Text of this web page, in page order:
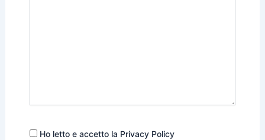
Ho letto e accetto la Privacy Policy